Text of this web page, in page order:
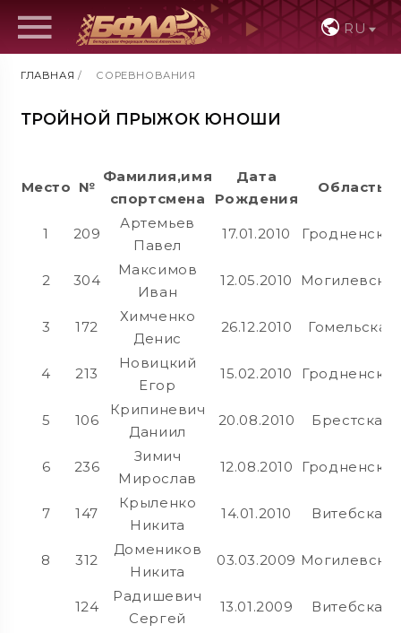
RU
ГЛАВНАЯ / СОРЕВНОВАНИЯ
ТРОЙНОЙ ПРЫЖОК ЮНОШИ
Место №
Фамилия,имя
спортсмена
Дата
Рождения
Область
1 209
Артемьев
Павел
17.01.2010 Гродненская
2 304
Максимов
Иван
12.05.2010
3 172
Химченко
Денис
26.12.2010 Гомельская
4 213
Новицкий
Егор
15.02.2010 Гродненская
5 106
Крипиневич
Даниил
20.08.2010 Брестская
6 236
Зимич
Мирослав
12.08.2010 Гродненская
7 147
Крыленко
Никита
14.01.2010 Витебская
8 312
Домеников
Никита
03.03.2009
124
Радишевич
Сергей
13.01.2009 Витебская